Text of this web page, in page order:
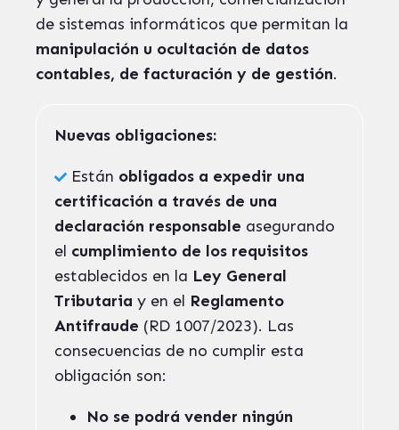
de sistemas informáticos que permitan la
manipulación u ocultación de datos
contables, de facturación y de gestión.
Nuevas obligaciones:
Están obligados a expedir una
certificación a través de una
declaración responsable asegurando
el cumplimiento de los requisitos
establecidos en la Ley General
Tributaria y en el Reglamento
Antifraude (RD 1007/2023). Las
consecuencias de no cumplir esta
obligación son:
No se podrá vender ningún